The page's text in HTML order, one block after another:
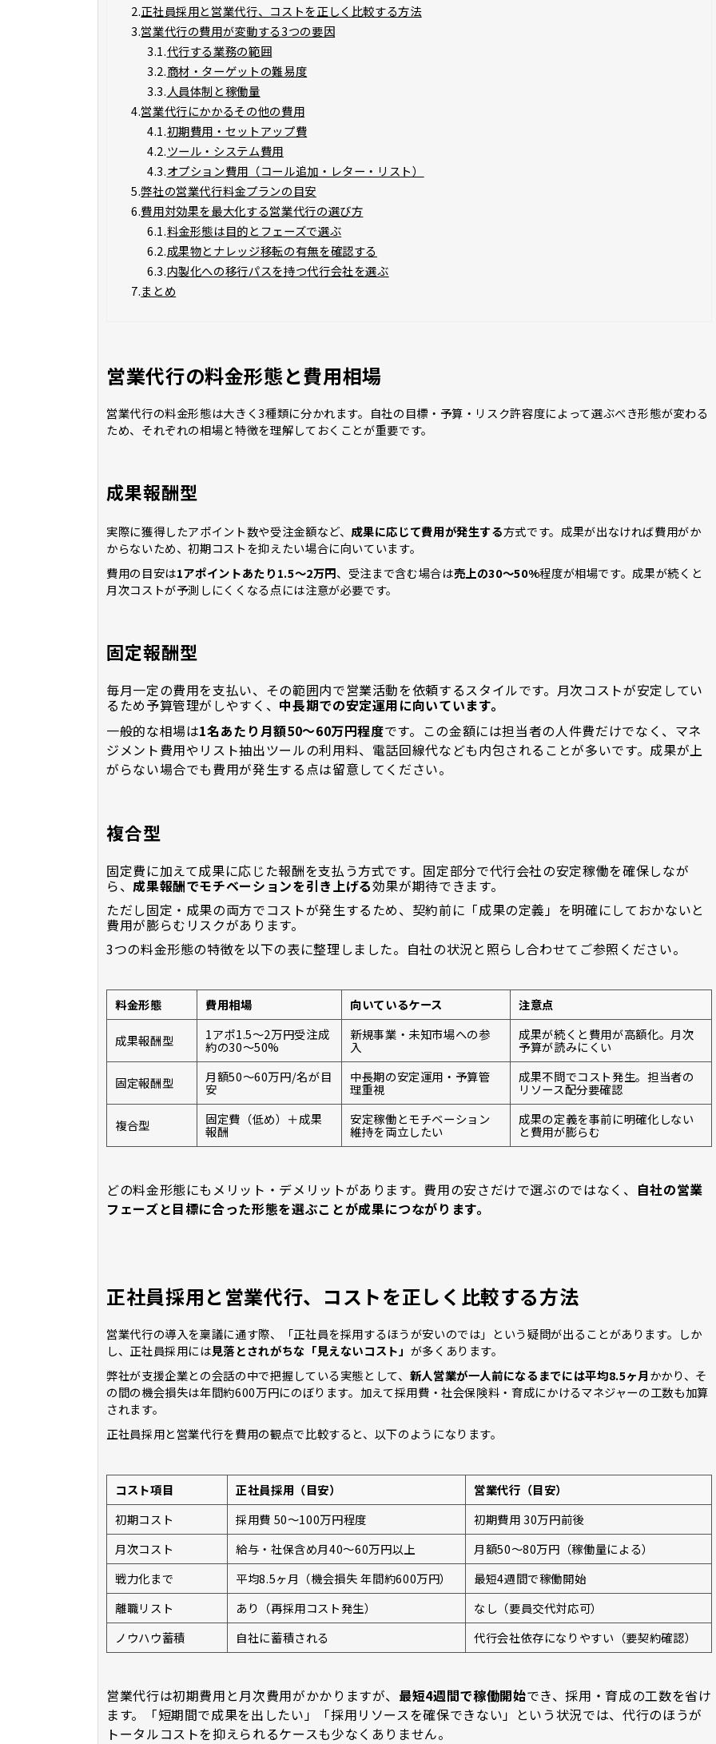
2.正社員採用と営業代行、コストを正しく比較する方法
3.営業代行の費用が変動する3つの要因
3.1.代行する業務の範囲
3.2.商材・ターゲットの難易度
3.3. 人員体制と稼働量
4.営業代行にかかるその他の費用
4.1.初期費用・セットアップ費
4.2.ツール・システム費用
4.3.オプション費用（コール追加・レター・リスト）
5.弊社の営業代行料金プランの目安
6.費用対効果を最大化する営業代行の選び方
6.1.料金形態は目的とフェーズで選ぶ
6.2.成果物とナレッジ移転の有無を確認する
6.3.内製化への移行パスを持つ代行会社を選ぶ
7.まとめ
営業代行の料金形態と費用相場
営業代行の料金形態は大きく3種類に分かれます。自社の目標・予算・リスク許容度によって選ぶべき形態が変わる
ため、それぞれの相場と特徴を理解しておくことが重要です。
成果報酬型
実際に獲得したアポイント数や受注金額など、 成果に応じて費用が発生する方式です。成果が出なければ費用がか
からないため、初期コストを抑えたい場合に向いています。
費用の目安は1アポイントあたり1.5〜2万円、受注まで含む場合は売上の30〜50%程度が相場です。成果が続くと
月次コストが予測しにくくなる点には注意が必要です。
固定報酬型
毎月一定の費用を支払い、その範囲内で営業活動を依頼するスタイルです。月次コストが安定してい
るため予算管理がしやすく、 中長期での安定運用に向いています。
一般的な相場は1名あたり月額50〜60万円程度です。この金額には担当者の人件費だけでなく、マネ
ジメント費用やリスト抽出ツールの利用料、電話回線代なども内包されることが多いです。成果が上
がらない場合でも費用が発生する点は留意してください。
複合型
固定費に加えて成果に応じた報酬を支払う方式です。固定部分で代行会社の安定稼働を確保しなが
ら、成果報酬でモチベーションを引き上げる効果が期待できます。
ただし固定・成果の両方でコストが発生するため、契約前に「成果の定義」を明確にしておかないと
費用が膨らむリスクがあります。
3つの料金形態の特徴を以下の表に整理しました。自社の状況と照らし合わせてご参照ください。
料金形態 費用相場 向いているケース 注意点
成果報酬型 1アポ1.5〜2万円受注成
約の30〜50%
新規事業・未知市場への参
入
成果が続くと費用が高額化。月次
予算が読みにくい
固定報酬型 月額50〜60万円/名が目
安
中長期の安定運用・予算管
理重視
成果不問でコスト発生。担当者の
リソース配分要確認
複合型 固定費（低め）＋成果
報酬
安定稼働とモチベーション
維持を両立したい
成果の定義を事前に明確化しない
と費用が膨らむ
どの料金形態にもメリット・デメリットがあります。費用の安さだけで選ぶのではなく、 自社の営業
フェーズと目標に合った形態を選ぶことが成果につながります。
正社員採用と営業代行、コストを正しく比較する方法
営業代行の導入を稟議に通す際、「正社員を採用するほうが安いのでは」という疑問が出ることがあります。しか
し、正社員採用には見落とされがちな「見えないコスト」 が多くあります。
弊社が支援企業との会話の中で把握している実態として、 新人営業が一人前になるまでには平均8.5ヶ月かかり、そ
の間の機会損失は年間約600万円にのぼります。加えて採用費・社会保険料・育成にかけるマネジャーの工数も加算
されます。
正社員採用と営業代行を費用の観点で比較すると、以下のようになります。
コスト項目 正社員採用（目安）
営業代行（目安）
初期コスト
採用費 50〜100万円程度
初期費用 30万円前後
月次コスト
給与・社保含め月40〜60万円以上
月額50〜80万円（稼働量による）
戦力化まで
平均8.5ヶ月（機会損失 年間約600万円）
最短4週間で稼働開始
離職リスト
あり（再採用コスト発生）
なし（要員交代対応可）
ノウハウ蓄積
自社に蓄積される 代行会社依存になりやすい（要契約確認）
営業代行は初期費用と月次費用がかかりますが、 最短4週間で稼働開始でき、採用・育成の工数を省け
ます。「短期間で成果を出したい」「採用リソースを確保できない」という状況では、代行のほうが
トータルコストを抑えられるケースも少なくありません。